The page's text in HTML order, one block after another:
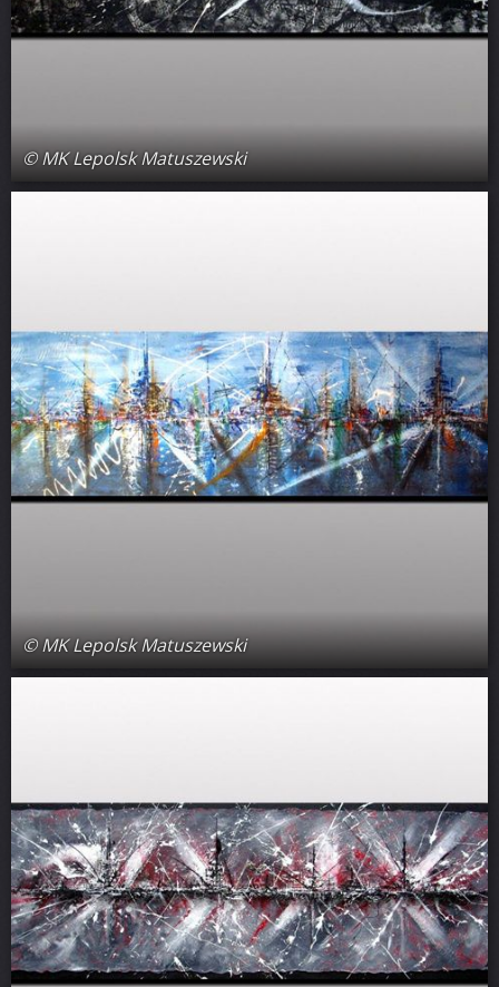
© MK Lepolsk Matuszewski
© MK Lepolsk Matuszewski